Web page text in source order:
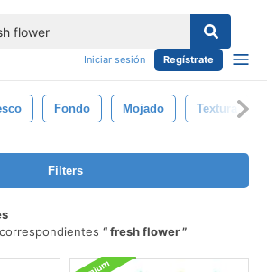
Iniciar sesión Regístrate
Fondo Mojado Textura
Filters
fresh flower